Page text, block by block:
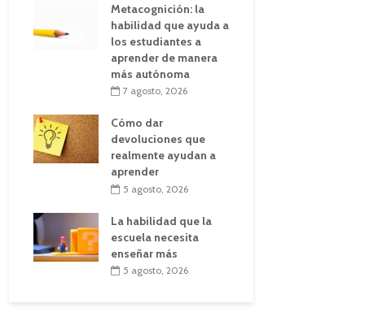
Metacognición: la
habilidad que ayuda a
los estudiantes a
aprender de manera
más autónoma
7 agosto, 2026
Cómo dar
devoluciones que
realmente ayudan a
aprender
5 agosto, 2026
La habilidad que la
escuela necesita
enseñar más
5 agosto, 2026